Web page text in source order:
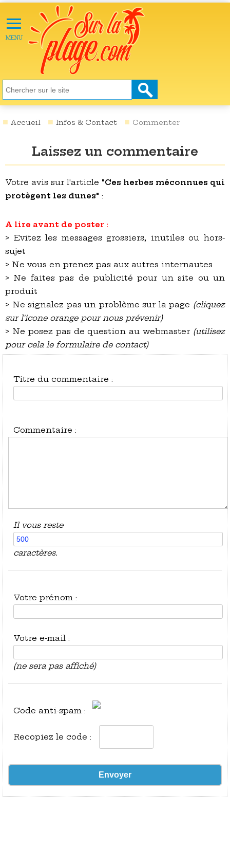
≡
MENU
ACTU
LOISIRS
NATURE
SANTÉ
SOCIÉTÉ
DESTINATIONS
VIDÉOS
Accueil Infos & Contact Commenter
Laissez un commentaire
Votre avis sur l'article "Ces herbes méconnues qui
protègent les dunes" :
A lire avant de poster :
> Evitez les messages grossiers, inutiles ou hors-
sujet
> Ne vous en prenez pas aux autres internautes
> Ne faites pas de publicité pour un site ou un
produit
> Ne signalez pas un problème sur la page (cliquez
sur l'icone orange pour nous prévenir)
> Ne posez pas de question au webmaster (utilisez
pour cela le formulaire de contact)
Titre du commentaire :
Commentaire :
Il vous reste
caractères.
Votre prénom :
Votre e-mail :
(ne sera pas affiché)
Code anti-spam :
Recopiez le code :